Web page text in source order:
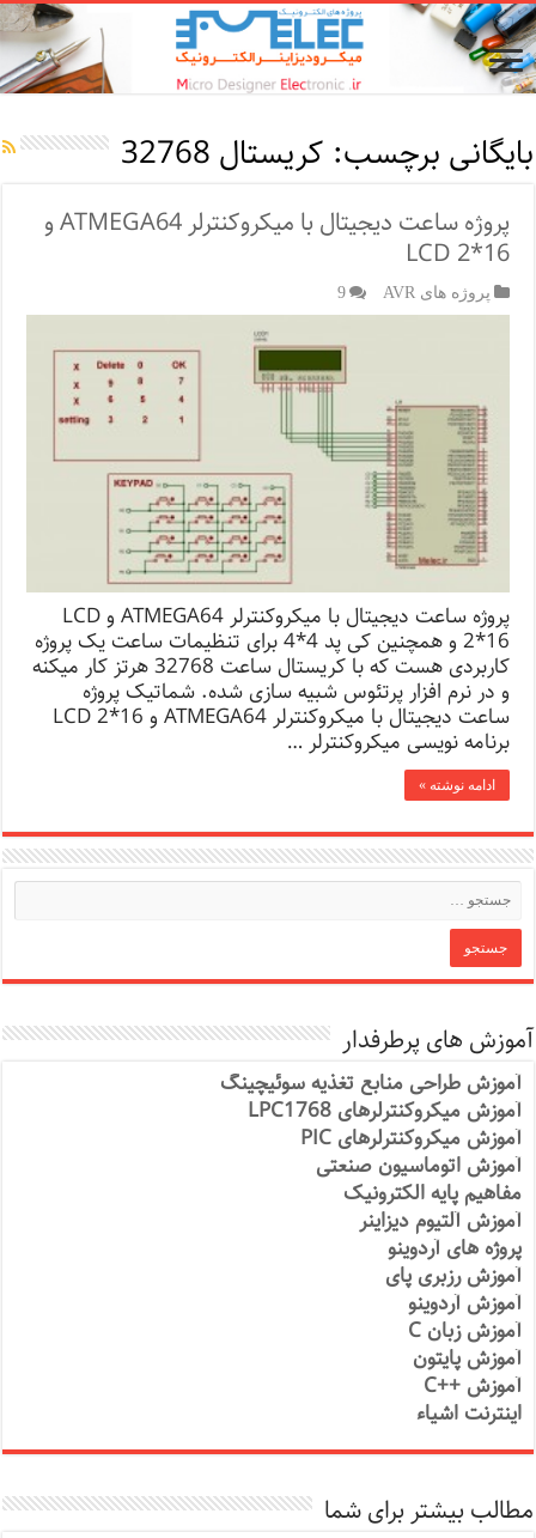
بایگانی برچسب: کریستال 32768
پروژه ساعت دیجیتال با میکروکنترلر ATMEGA64 و
LCD 2*16
پروژه های AVR 9
پروژه ساعت دیجیتال با میکروکنترلر ATMEGA64 و LCD
2*16 و همچنین کی پد 4*4 برای تنظیمات ساعت یک پروژه
کاربردی هست که با کریستال ساعت 32768 هرتز کار میکنه
و در نرم افزار پرتئوس شبیه سازی شده. شماتیک پروژه
ساعت دیجیتال با میکروکنترلر ATMEGA64 و LCD 2*16
برنامه نویسی میکروکنترلر …
ادامه نوشته »
آموزش های پرطرفدار
آموزش طراحی منابع تغذیه سوئیچینگ
آموزش میکروکنترلرهای LPC1768
آموزش میکروکنترلرهای PIC
آموزش اتوماسیون صنعتی
مفاهیم پایه الکترونیک
آموزش آلتیوم دیزاینر
پروژه های آردوینو
آموزش رزبری پای
آموزش آردوینو
آموزش زبان C
آموزش پایتون
آموزش ++C
اینترنت اشیاء
مطالب بیشتر برای شما